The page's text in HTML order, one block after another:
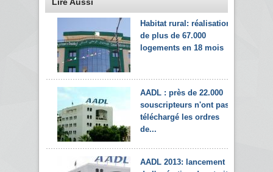
Habitat rural: réalisation
de plus de 67.000
logements en 18 mois
AADL : près de 22.000
souscripteurs n'ont pas
téléchargé les ordres
de...
AADL 2013: lancement